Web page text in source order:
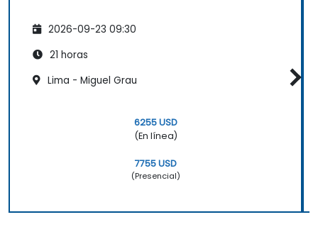
2026-09-23 09:30
21 horas
Lima - Miguel Grau
6255 USD
(En línea)
7755 USD
(Presencial)